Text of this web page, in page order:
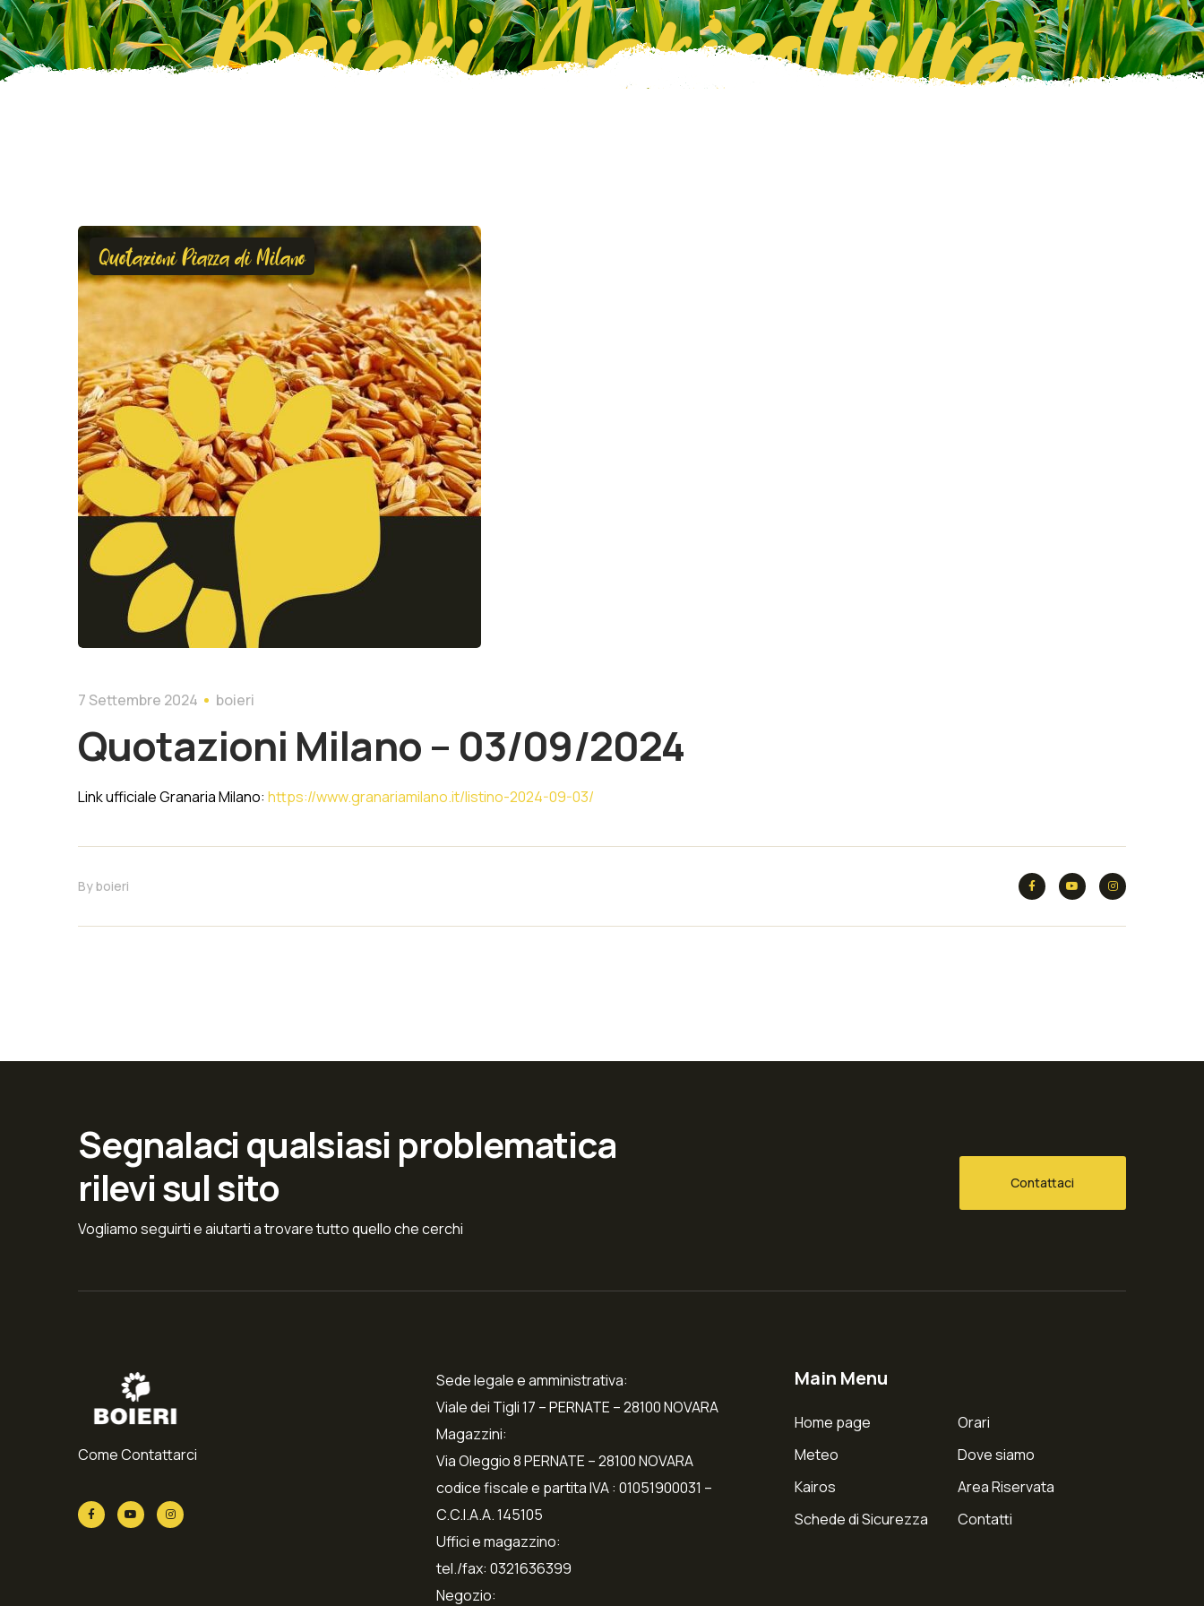
Boieri Agricoltura
Quotazioni Piazza di Milano
7 Settembre 2024 boieri
Quotazioni Milano – 03/09/2024
Link ufficiale Granaria Milano: https://www.granariamilano.it/listino-2024-09-03/
Byboieri
Segnalaci qualsiasi problematica
rilevi sul sito
Vogliamo seguirti e aiutarti a trovare tutto quello che cerchi
Contattaci
Come Contattarci
Sede legale e amministrativa:
Viale dei Tigli 17 – PERNATE – 28100 NOVARA
Magazzini:
Via Oleggio 8 PERNATE – 28100 NOVARA
codice fiscale e partita IVA : 01051900031 –
C.C.I.A.A. 145105
Uffici e magazzino:
tel./fax: 0321636399
Negozio:
Main Menu
Home page
Meteo
Kairos
Schede di Sicurezza
Orari
Dove siamo
Area Riservata
Contatti